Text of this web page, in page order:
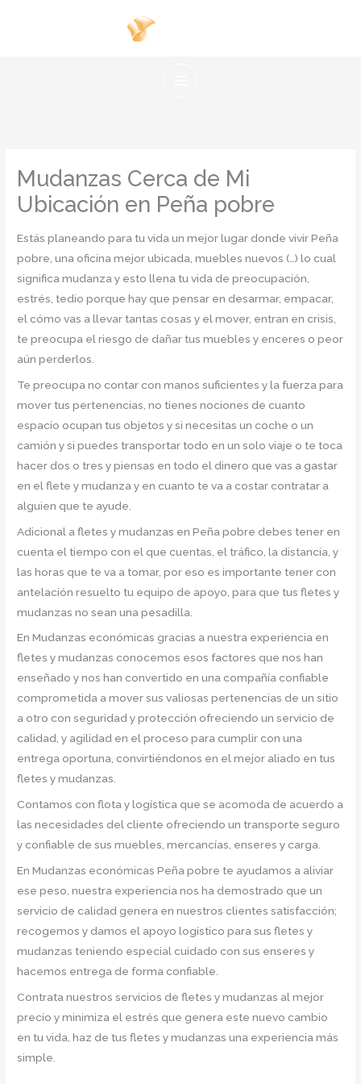
Mudanzas Cerca de Mi
Ubicación en Peña pobre
Estás planeando para tu vida un mejor lugar donde vivir Peña
pobre, una oficina mejor ubicada, muebles nuevos (…) lo cual
significa mudanza y esto llena tu vida de preocupación,
estrés, tedio porque hay que pensar en desarmar, empacar,
el cómo vas a llevar tantas cosas y el mover, entran en crisis,
te preocupa el riesgo de dañar tus muebles y enceres o peor
aún perderlos.
Te preocupa no contar con manos suficientes y la fuerza para
mover tus pertenencias, no tienes nociones de cuanto
espacio ocupan tus objetos y si necesitas un coche o un
camión y si puedes transportar todo en un solo viaje o te toca
hacer dos o tres y piensas en todo el dinero que vas a gastar
en el flete y mudanza y en cuanto te va a costar contratar a
alguien que te ayude.
Adicional a fletes y mudanzas en Peña pobre debes tener en
cuenta el tiempo con el que cuentas, el tráfico, la distancia, y
las horas que te va a tomar, por eso es importante tener con
antelación resuelto tu equipo de apoyo, para que tus fletes y
mudanzas no sean una pesadilla.
En Mudanzas económicas gracias a nuestra experiencia en
fletes y mudanzas conocemos esos factores que nos han
enseñado y nos han convertido en una compañía confiable
comprometida a mover sus valiosas pertenencias de un sitio
a otro con seguridad y protección ofreciendo un servicio de
calidad, y agilidad en el proceso para cumplir con una
entrega oportuna, convirtiéndonos en el mejor aliado en tus
fletes y mudanzas.
Contamos con flota y logística que se acomoda de acuerdo a
las necesidades del cliente ofreciendo un transporte seguro
y confiable de sus muebles, mercancías, enseres y carga.
En Mudanzas económicas Peña pobre te ayudamos a aliviar
ese peso, nuestra experiencia nos ha demostrado que un
servicio de calidad genera en nuestros clientes satisfacción;
recogemos y damos el apoyo logístico para sus fletes y
mudanzas teniendo especial cuidado con sus enseres y
hacemos entrega de forma confiable.
Contrata nuestros servicios de fletes y mudanzas al mejor
precio y minimiza el estrés que genera este nuevo cambio
en tu vida, haz de tus fletes y mudanzas una experiencia más
simple.